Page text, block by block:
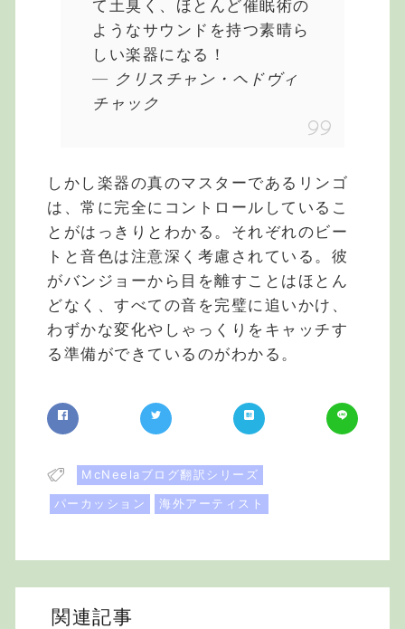
て土臭く、ほとんど催眠術の
ようなサウンドを持つ素晴ら
しい楽器になる！
― クリスチャン・ヘドヴィ
チャック
しかし楽器の真のマスターであるリンゴ
は、常に完全にコントロールしているこ
とがはっきりとわかる。それぞれのビー
トと音色は注意深く考慮されている。彼
がバンジョーから目を離すことはほとん
どなく、すべての音を完璧に追いかけ、
わずかな変化やしゃっくりをキャッチす
る準備ができているのがわかる。
McNeelaブログ翻訳シリーズ
パーカッション
海外アーティスト
関連記事